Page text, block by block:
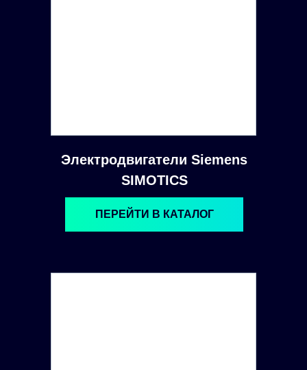
Электродвигатели Siemens
SIMOTICS
ПЕРЕЙТИ В КАТАЛОГ